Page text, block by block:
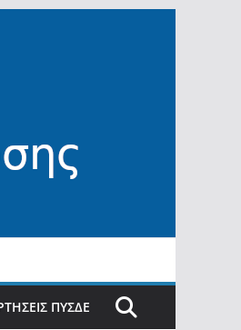
ΠΥΣΔΕ